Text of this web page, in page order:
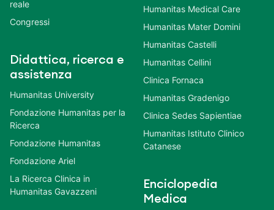
reale
Congressi
Didattica, ricerca e
assistenza
Humanitas University
Fondazione Humanitas per la
Ricerca
Fondazione Humanitas
Fondazione Ariel
La Ricerca Clinica in
Humanitas Gavazzeni
Humanitas Medical Care
Humanitas Mater Domini
Humanitas Castelli
Humanitas Cellini
Clinica Fornaca
Humanitas Gradenigo
Clinica Sedes Sapientiae
Humanitas Istituto Clinico
Catanese
Enciclopedia
Medica